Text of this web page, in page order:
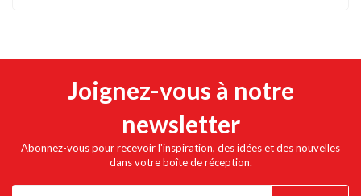
Joignez-vous à notre
newsletter
Abonnez-vous pour recevoir l'inspiration, des idées et des nouvelles
dans votre boîte de réception.